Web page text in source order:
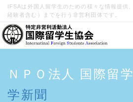
IFSAは外国人留学生のための様々な情報提供
経験者含む）までを行う非営利団体です。
ＮＰＯ法人 国際留
学新聞